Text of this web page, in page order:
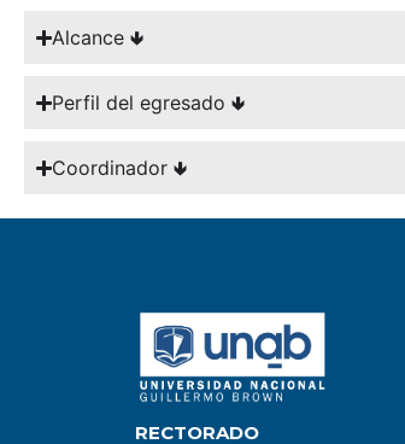
Alcance 🢃
Perfil del egresado 🢃
Coordinador 🢃
RECTORADO